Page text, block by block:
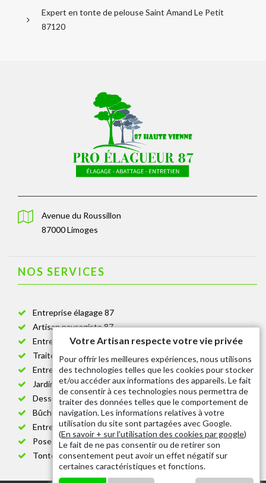
Expert en tonte de pelouse Saint Amand Le Petit
87120
Avenue du Roussillon
87000 Limoges
NOS SERVICES
Entreprise élagage 87
Artisan paysagiste 87
Entreprise de jardinage 87
Traitement anti-chenille 87
Entreprise abattage arbre 87
Jardinier taille de haie 87
Dessouchage arbre et haie 87
Bûcheron 87
Entretien espace vert cimetière 87
Pose et changement grillage et clôture 87
Tonte de pelouse 87
Votre Artisan respecte votre vie privée
Pour offrir les meilleures expériences, nous utilisons
des technologies telles que les cookies pour stocker
et/ou accéder aux informations des appareils. Le fait
de consentir à ces technologies nous permettra de
traiter des données telles que le comportement de
navigation. Les informations relatives à votre
utilisation du site sont partagées avec Google.
(En savoir + sur l'utilisation des cookies par google)
Le fait de ne pas consentir ou de retirer son
consentement peut avoir un effet négatif sur
certaines caractéristiques et fonctions.